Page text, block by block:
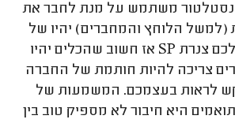
משתמש על מנת לחבר את
(למשל הלוחץ והמחברים) יהיו של
לכם צנרת SP אז חשוב שהכלים יהיו
צריכה להיות חותמת של החברה
לראות בעצמכם. המשמעות של
היא חיבור לא מספיק טוב בין